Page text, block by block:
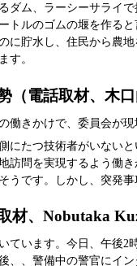
ダム、ラーシーサライ
トルのゴムの堰を作る
に貯水し、住民から農
す。
（電話取材、木口
働きかけで、委員会が
にたつ技術者がいない
訪問を実現するよう働
うです。しかし、突発
材、Nobutaka
ています。今日、午後2
、、警備中の警官にイ